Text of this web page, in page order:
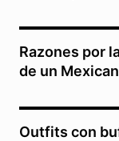
Razones por
de un
Outfits con